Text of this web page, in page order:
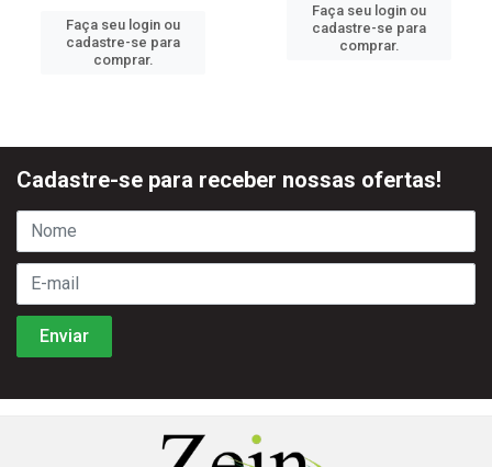
Faça seu login ou
cadastre-se para
comprar.
Faça seu login ou
cadastre-se para
comprar.
Cadastre-se para receber nossas ofertas!